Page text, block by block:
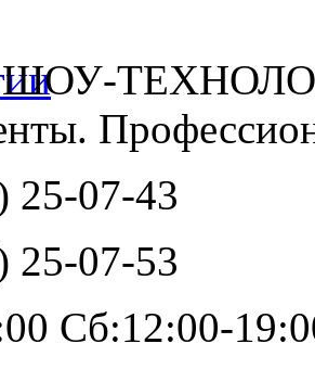
ШОУ-
25-07-43
25-07-53
Сб:12:00-